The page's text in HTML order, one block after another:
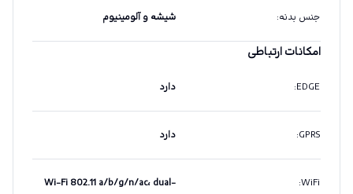
جنس بدنه: شیشه و آلومینیوم
امکانات ارتباطی
EDGE
: دارد
GPRS
: دارد
WiFi
:
Wi-Fi 802.11 a/b/g/n/ac، dual-